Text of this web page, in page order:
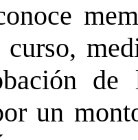
un